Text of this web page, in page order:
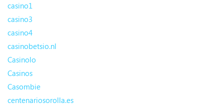
casino1
casino3
casino4
casinobetsio.nl
Casinolo
Casinos
Casombie
centenariosorolla.es